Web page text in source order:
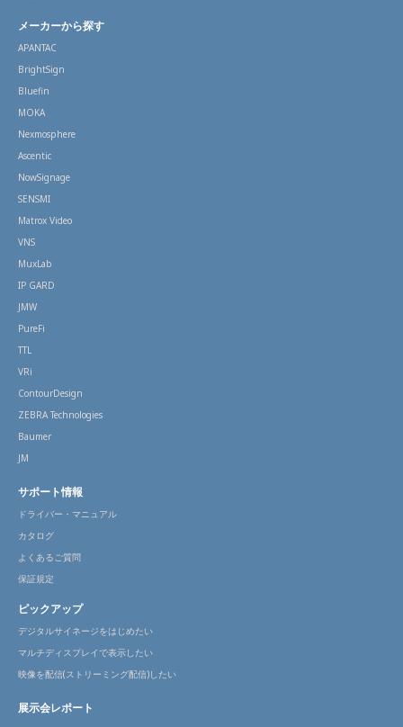
メーカーから探す
APANTAC
BrightSign
Bluefin
MOKA
Nexmosphere
Ascentic
NowSignage
SENSMI
Matrox Video
VNS
MuxLab
IP GARD
JMW
PureFi
TTL
VRi
ContourDesign
ZEBRA Technologies
Baumer
JM
サポート情報
ドライバー・マニュアル
カタログ
よくあるご質問
保証規定
ピックアップ
デジタルサイネージをはじめたい
マルチディスプレイで表示したい
映像を配信(ストリーミング配信)したい
展示会レポート